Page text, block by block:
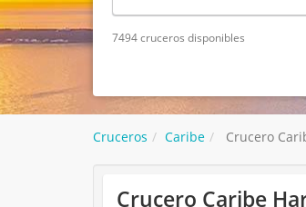
7494 cruceros disponibles
Cruceros Caribe Crucero
Crucero Caribe